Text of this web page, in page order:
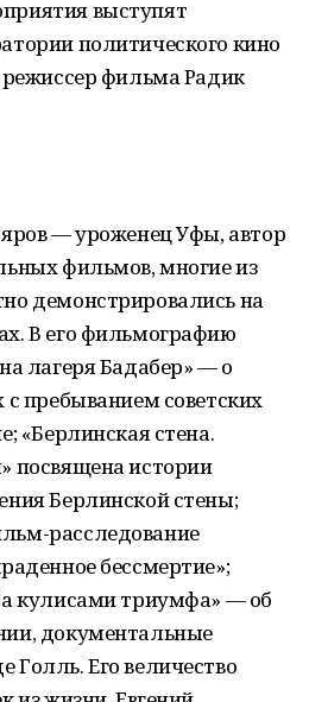
выступят
политического кино
режиссер фильма Радик
— уроженец Уфы, автор
фильмов, многие из
демонстрировались на
В его фильмографию
лагеря Бадабер» — о
пребыванием советских
«Берлинская стена.
посвящена истории
Берлинской стены;
расследование
бессмертие»;
кулисами триумфа» — об
документальные
Его величество